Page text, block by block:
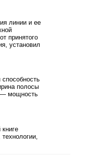
линии и ее
принятого
установил
полосы
— мощность